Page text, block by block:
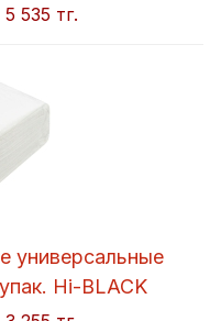
5 535 тг.
универсальные
Hi-BLACK